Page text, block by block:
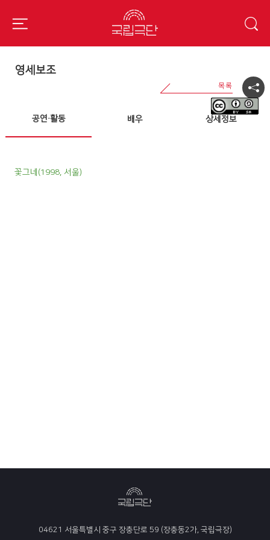
영세보조
공연·활동 배우 상세정보
꽃그네(1998, 서울)
04621 서울특별시 중구 장충단로 59 (장충동2가, 국립극장)